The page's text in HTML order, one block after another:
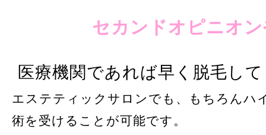
セカンドオピニオ
医療機関であれば早く脱毛し
エステティックサロンでも、もちろんハ
術を受けることが可能です。